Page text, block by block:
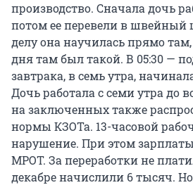
производство. Сначала дочь
потом ее перевели в швейный
делу она научилась прямо
дня там был такой. В 05:30 —
завтрака, в семь утра,
Дочь работала с семи утра до
на заключенных также
нормы КЗОТа. 13-часовой
нарушение. При этом
МРОТ. За переработки не
декабре начислили 6 тысяч.